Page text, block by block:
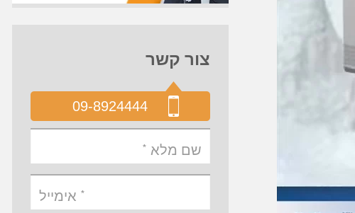
צור קשר
09-8924444